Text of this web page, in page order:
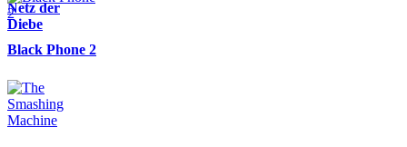
Netz der
Diebe
Black Phone 2